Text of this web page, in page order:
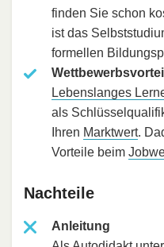
finden Sie schon
ist das
formellen
Wettbewerbsvorteil
Lebenslanges
als
Ihren Marktwert.
Vorteile beim
Nachteile
Anleitung